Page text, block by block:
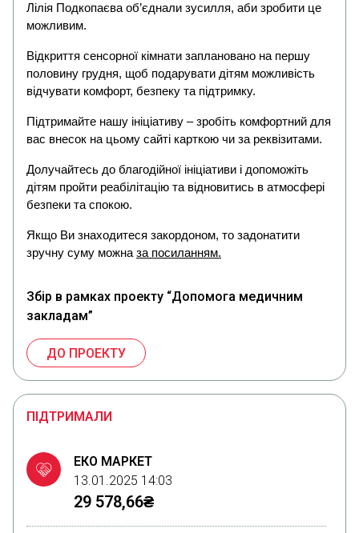
Лілія Подкопаєва об’єднали зусилля, аби зробити це
можливим.
Відкриття сенсорної кімнати заплановано на першу
половину грудня, щоб подарувати дітям можливість
відчувати комфорт, безпеку та підтримку.
Підтримайте нашу ініціативу – зробіть комфортний для
вас внесок на цьому сайті карткою чи за реквізитами.
Долучайтесь до благодійної ініціативи і допоможіть
дітям пройти реабілітацію та відновитись в атмосфері
безпеки та спокою.
Якщо Ви знаходитеся закордоном, то задонатити
зручну суму можна за посиланням.
Збір в рамках проекту “Допомога медичним
закладам”
ДО ПРОЕКТУ
ПІДТРИМАЛИ
ЕКО МАРКЕТ
13.01.2025 14:03
29 578,66₴